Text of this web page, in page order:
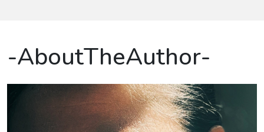
-AboutTheAuthor-